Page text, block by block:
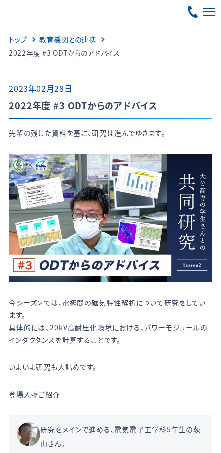
トップ
教育機関との連携
2022年度 #3 ODTからのアドバイス
2023年02月28日
2022年度 #3 ODTからのアドバイス
先輩の残した資料を基に、研究は進んでゆきます。
今シーズンでは、電極間の磁気特性解析について研究をしてい
ます。
具体的には、20kV高耐圧化環境における、パワーモジュールの
インダクタンスを計算することです。
いよいよ研究も大詰めです。
登場人物ご紹介
研究をメインで進める、電気電子工学科5年生の荻
山さん。